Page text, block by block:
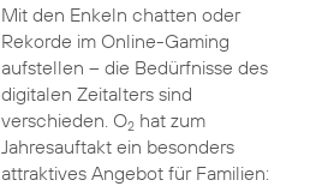
Mit den Enkeln chatten oder
Rekorde im Online-Gaming
aufstellen – die Bedürfnisse des
digitalen Zeitalters sind
verschieden. O2hat zum
Jahresauftakt ein besonders
attraktives Angebot für Familien: